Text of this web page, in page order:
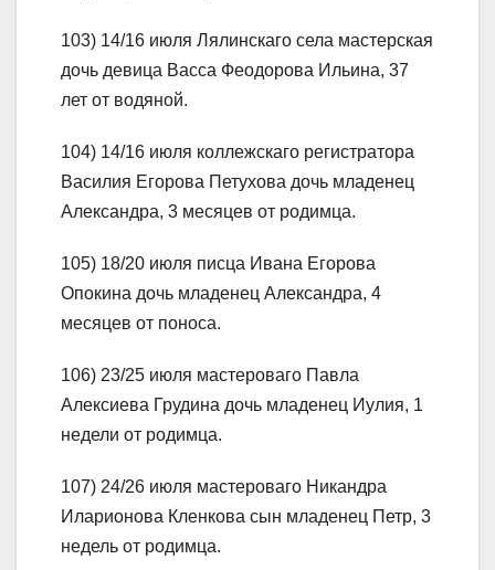
103) 14/16 июля Лялинскаго села мастерская
дочь девица Васса Феодорова Ильина, 37
лет от водяной.
104) 14/16 июля коллежскаго регистратора
Василия Егорова Петухова дочь младенец
Александра, 3 месяцев от родимца.
105) 18/20 июля писца Ивана Егорова
Опокина дочь младенец Александра, 4
месяцев от поноса.
106) 23/25 июля мастероваго Павла
Алексиева Грудина дочь младенец Иулия, 1
недели от родимца.
107) 24/26 июля мастероваго Никандра
Иларионова Кленкова сын младенец Петр, 3
недель от родимца.